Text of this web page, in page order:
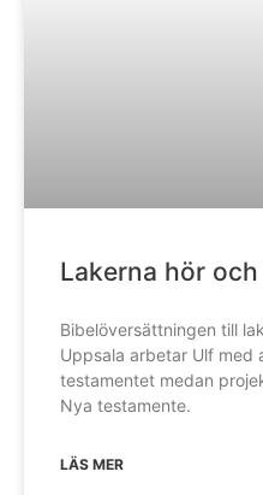
Lakerna hör
Bibelöversättningen till
Uppsala arbetar Ulf med
testamentet medan
Nya testamente.
LÄS MER